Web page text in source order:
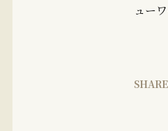
ュー
SHARE